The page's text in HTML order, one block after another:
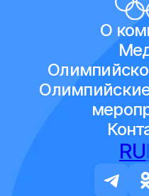
О
RU